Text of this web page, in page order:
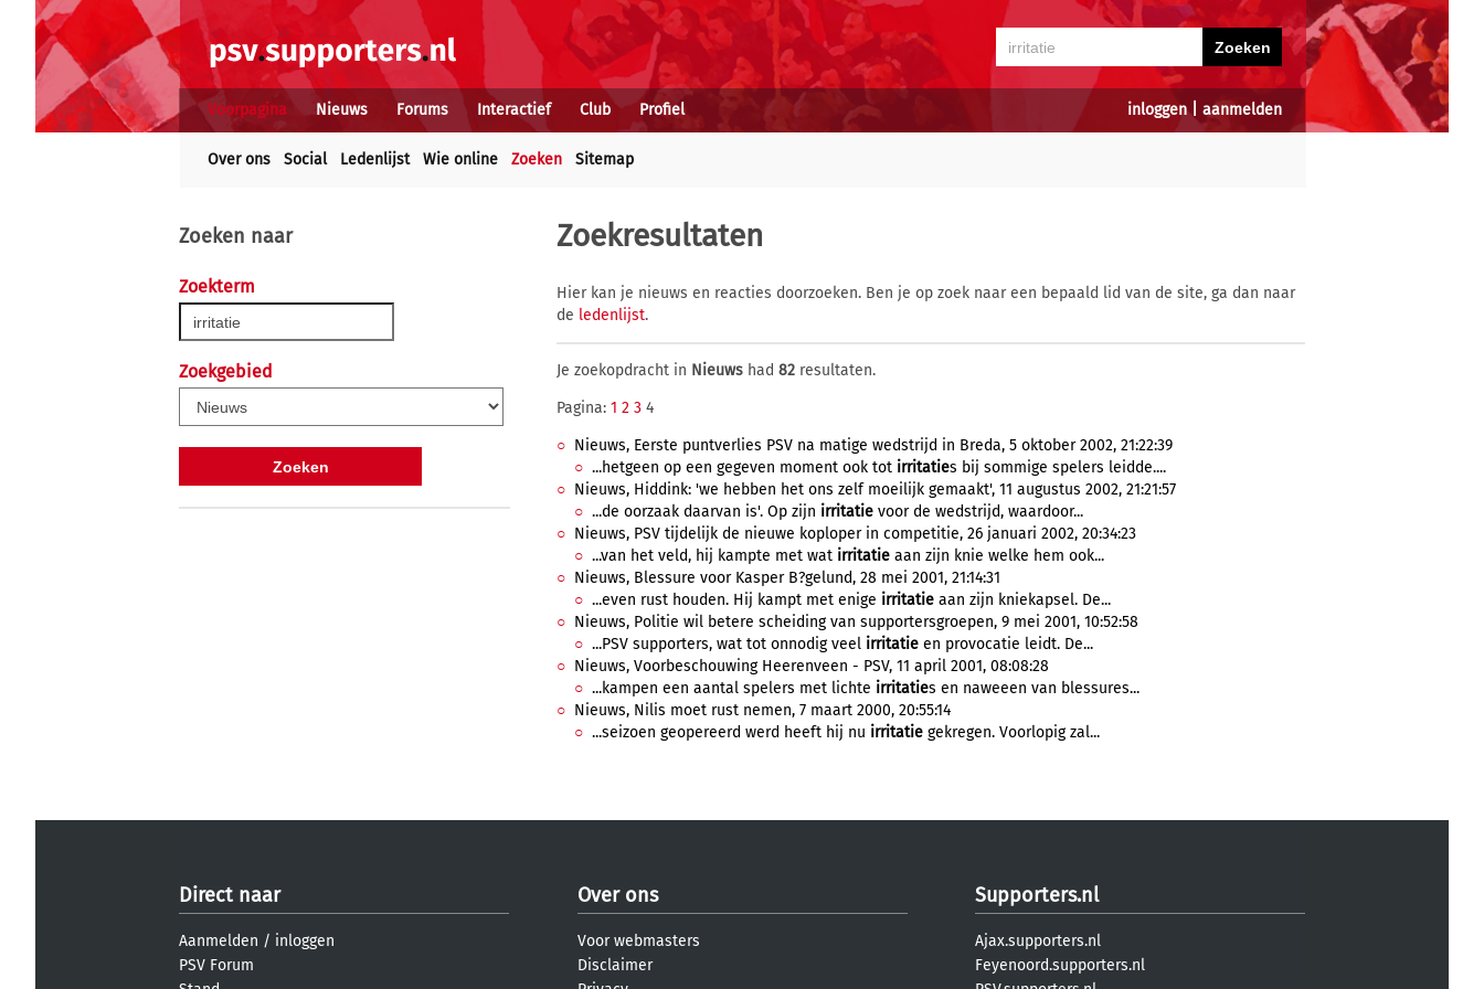
inloggen| aanmelden
Voorpagina Nieuws Forums Interactief Club Profiel
Over ons Social Ledenlijst Wie online Zoeken Sitemap
Zoeken naar
Zoekterm
Zoekgebied
Zoekresultaten
Hier kan je nieuws en reacties doorzoeken. Ben je op zoek naar een bepaald lid van de site, ga dan naar
de ledenlijst.
Je zoekopdracht in Nieuws had 82 resultaten.
Pagina: 1 2 3 4
Nieuws, Eerste puntverlies PSV na matige wedstrijd in Breda, 5 oktober 2002, 21:22:39
...hetgeen op een gegeven moment ook tot irritaties bij sommige spelers leidde....
Nieuws, Hiddink: 'we hebben het ons zelf moeilijk gemaakt', 11 augustus 2002, 21:21:57
...de oorzaak daarvan is'. Op zijn irritatie voor de wedstrijd, waardoor...
Nieuws, PSV tijdelijk de nieuwe koploper in competitie, 26 januari 2002, 20:34:23
...van het veld, hij kampte met wat irritatie aan zijn knie welke hem ook...
Nieuws, Blessure voor Kasper B?gelund, 28 mei 2001, 21:14:31
...even rust houden. Hij kampt met enige irritatie aan zijn kniekapsel. De...
Nieuws, Politie wil betere scheiding van supportersgroepen, 9 mei 2001, 10:52:58
...PSV supporters, wat tot onnodig veel irritatie en provocatie leidt. De...
Nieuws, Voorbeschouwing Heerenveen - PSV, 11 april 2001, 08:08:28
...kampen een aantal spelers met lichte irritaties en naweeen van blessures...
Nieuws, Nilis moet rust nemen, 7 maart 2000, 20:55:14
...seizoen geopereerd werd heeft hij nu irritatie gekregen. Voorlopig zal...
Direct naar
Aanmelden / inloggen
PSV Forum
Over ons
Voor webmasters
Disclaimer
Supporters.nl
Ajax.supporters.nl
Feyenoord.supporters.nl